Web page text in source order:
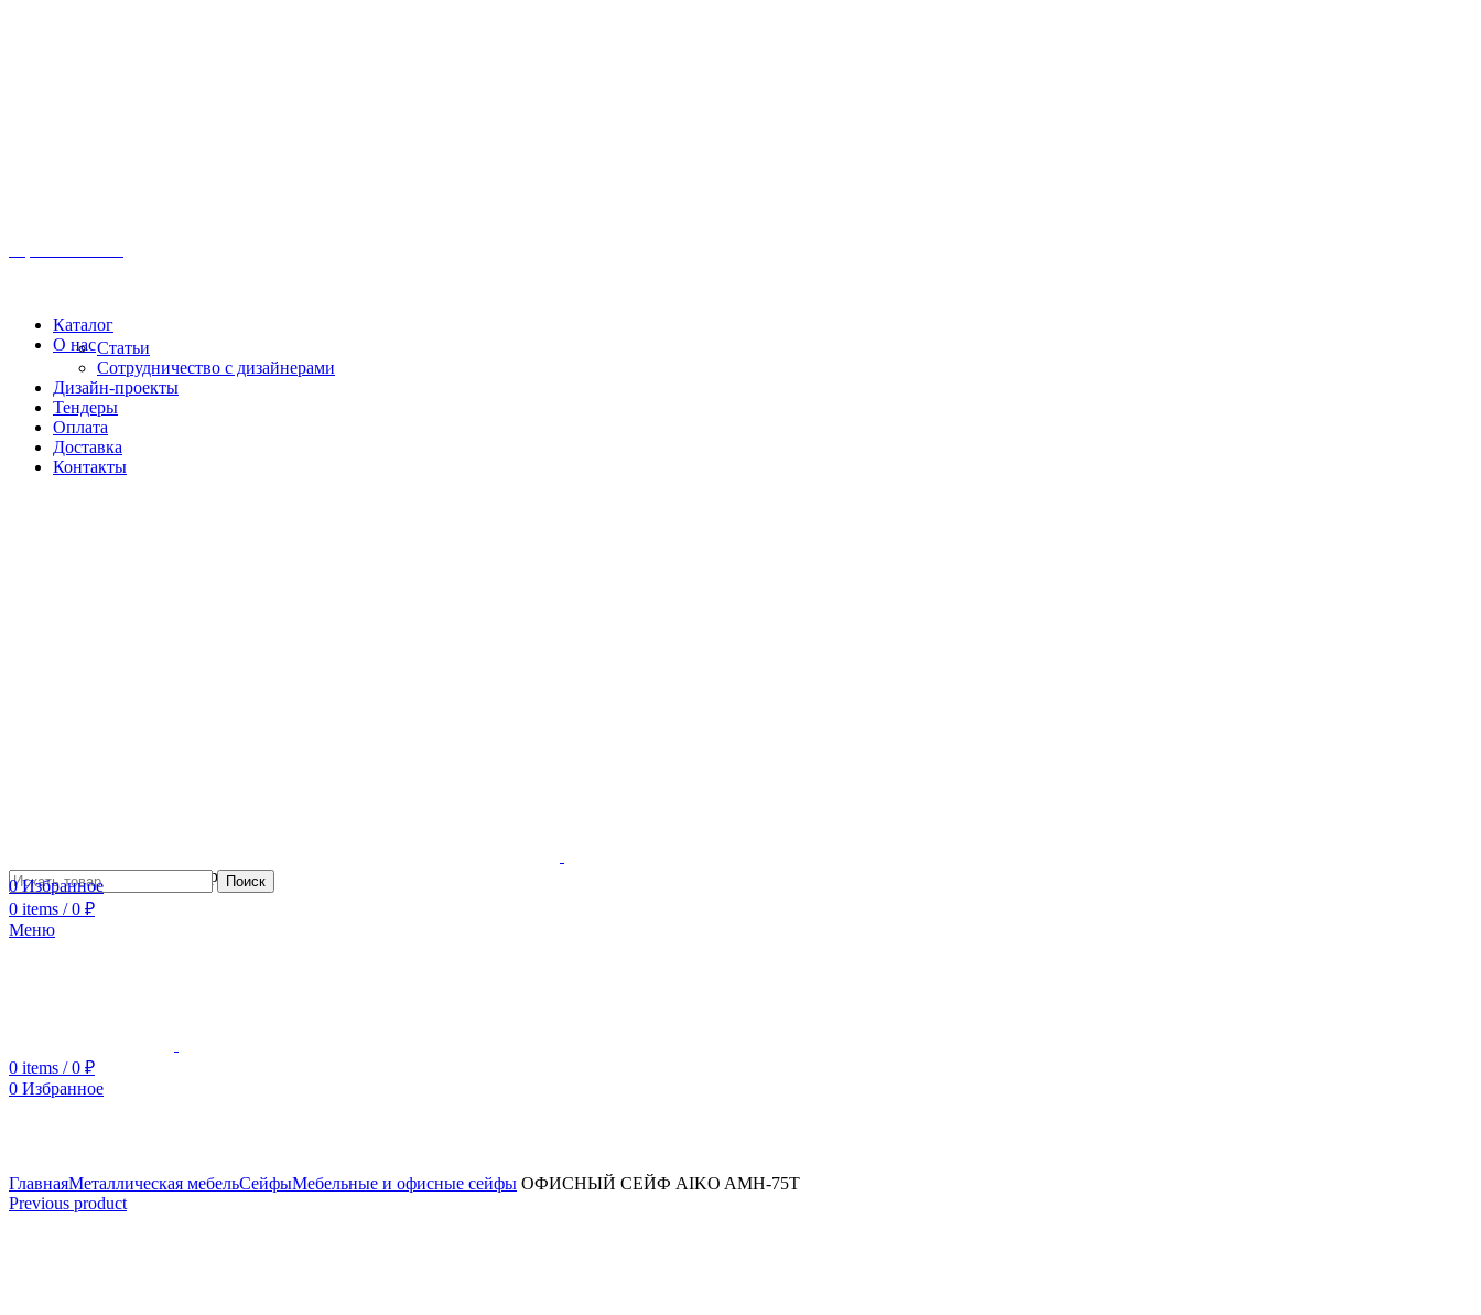
Каталог
О насСтатьи
Сотрудничество с дизайнерами
Дизайн-проекты
Тендеры
Оплата
Доставка
Контакты
Сотрудничество с дизайнерамиПоиск
0Избранное
0 items / 0 ₽
Меню
0 items / 0 ₽
0 Избранное
ГлавнаяМеталлическая мебельСейфыМебельные и офисные сейфы ОФИСНЫЙ СЕЙФ AIKO AMH-75T
Previous product